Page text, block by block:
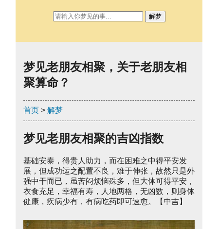
梦见老朋友相聚，关于老朋友相
聚算命？
首页 > 解梦
梦见老朋友相聚的吉凶指数
基础安泰，得贵人助力，而在困难之中得平安发
展，但成功运之配置不良，难于伸张，故然只是外
强中干而已，虽苦闷烦恼殊多，但大体可得平安，
衣食充足，幸福有寿，人地两格，无凶数，则身体
健康，疾病少有，有病吃药即可速愈。【中吉】
解梦